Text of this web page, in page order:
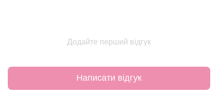
Додайте перший відгук
Написати відгук